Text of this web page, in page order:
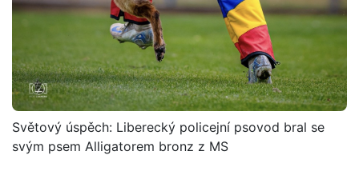
Světový úspěch: Liberecký policejní psovod bral se
svým psem Alligatorem bronz z MS